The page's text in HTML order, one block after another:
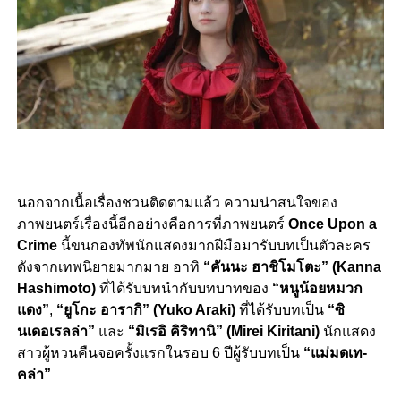
นอกจากเนื้อเรื่องชวนติดตามแล้ว ความน่าสนใจของ
ภาพยนตร์เรื่องนี้อีกอย่างคือการที่ภาพยนตร์ Once Upon a
Crime นี้ขนกองทัพนักแสดงมากฝีมือมารับบทเป็นตัวละคร
ดังจากเทพนิยายมากมาย อาทิ “คันนะ ฮาชิโมโตะ” (Kanna
Hashimoto) ที่ได้รับบทนำกับบทบาทของ “หนูน้อยหมวก
แดง”, “ยูโกะ อารากิ” (Yuko Araki)ที่ได้รับบทเป็น “ซิ
นเดอเรลล่า” และ “มิเรอิ คิริทานิ” (Mirei Kiritani) นักแสดง
สาวผู้หวนคืนจอครั้งแรกในรอบ 6 ปีผู้รับบทเป็น “แม่มดเท-
คล่า”